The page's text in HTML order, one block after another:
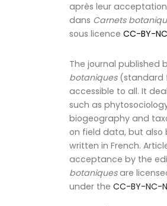
après leur
dans Carnets
sous licence CC-BY-
The journal published
botaniques (standard
accessible to all. It
such as
biogeography and
on field data, but also
written in French.
acceptance by the
botaniquesare
under the CC-BY-NC-